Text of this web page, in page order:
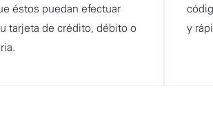
éstos puedan efectuar
tarjeta de crédito, débito o
y